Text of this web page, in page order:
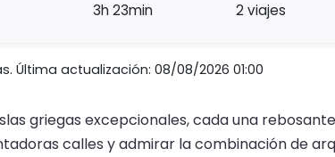
3h 23min 2 viajes
Última actualización: 08/08/2026 01:00
griegas excepcionales, cada una
calles y admirar la combinación de